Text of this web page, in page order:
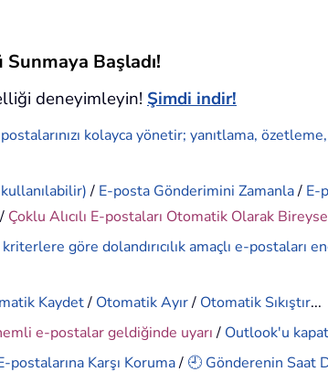
Başladı!
deneyimleyin! Şimdi indir!
kolayca yönetir; yanıtlama,
/ E-posta Gönderimini Zamanla/ E-
/ Çoklu Alıcılı E-postaları Otomatik Olarak
göre dolandırıcılık amaçlı e-postaları
Kaydet/ Otomatik Ayır/ Otomatik Sıkıştır...
e-postalar geldiğinde uyarı/ Outlook'u
postalarına Karşı Koruma/ 🕘 Gönderenin Saat